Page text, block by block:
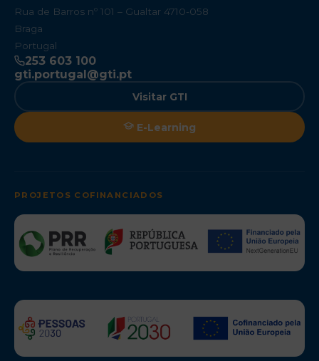
Rua de Barros nº 101 – Gualtar 4710-058
Braga
Portugal
253 603 100
gti.portugal@gti.pt
Visitar GTI
E-Learning
PROJETOS COFINANCIADOS